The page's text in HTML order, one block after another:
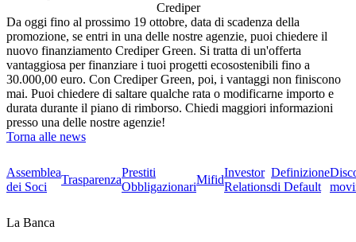
Crediper
Da oggi fino al prossimo 19 ottobre, data di scadenza della
promozione, se entri in una delle nostre agenzie, puoi chiedere il
nuovo finanziamento Crediper Green. Si tratta di un'offerta
vantaggiosa per finanziare i tuoi progetti ecosostenibili fino a
30.000,00 euro. Con Crediper Green, poi, i vantaggi non finiscono
mai. Puoi chiedere di saltare qualche rata o modificarne importo e
durata durante il piano di rimborso. Chiedi maggiori informazioni
presso una delle nostre agenzie!
Torna alle news
Assemblea
dei Soci
Trasparenza
Prestiti
Obbligazionari
Mifid
Investor
Relations
Definizione
di Default
La Banca